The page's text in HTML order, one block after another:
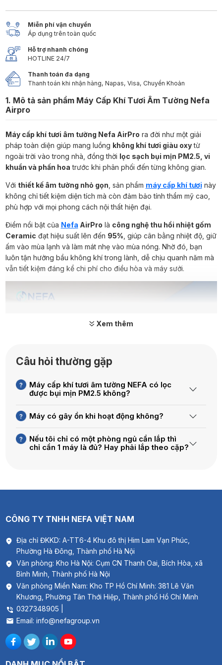
Miễn phí vận chuyển
Áp dụng trên toàn quốc
Hỗ trợ nhanh chóng
HOTLINE 24/7
Thanh toán đa dạng
Thanh toán khi nhận hàng, Napas, Visa, Chuyển Khoản
1. Mô tả sản phẩm Máy Cấp Khí Tươi Âm Tường Nefa
Airpro
Máy cấp khí tươi âm tường Nefa AirPro ra đời như một giải
pháp toàn diện giúp mang luồng không khí tươi giàu oxytừ
ngoài trời vào trong nhà, đồng thời lọc sạch bụi mịn PM2.5, vi
khuẩn và phấn hoa trước khi phân phối đến từng không gian.
Với thiết kế âm tường nhỏ gọn , sản phẩm máy cấp khí tươi này
không chỉ tiết kiệm diện tích mà còn đảm bảo tính thẩm mỹ cao,
phù hợp với mọi phong cách nội thất hiện đại.
Điểm nổi bật của Nefa AirPro là công nghệ thu hồi nhiệt gốm
Ceramic đạt hiệu suất lên đến 95% , giúp cân bằng nhiệt độ, giữ
ấm vào mùa lạnh và làm mát nhẹ vào mùa nóng. Nhờ đó, bạn
luôn tận hưởng bầu không khí trong lành, dễ chịu quanh năm mà
vẫn tiết kiệm đáng kể chi phí cho điều hòa và máy sưởi.
2. Thông số kỹ thuật NF-TTW5-W
Xem thêm
Câu hỏi thường gặp
Máy cấp khí tươi âm tường NEFA có lọc
được bụi mịn PM2.5 không?
Máy có gây ồn khi hoạt động không?
Nếu tôi chỉ có một phòng ngủ cần lắp thì
chỉ cần 1 máy là đủ? Hay phải lắp theo cặp?
CÔNG TY TNHH NEFA VIỆT NAM
Địa chỉ ĐKKD: A-TT6-4 Khu đô thị Him Lam Vạn Phúc,
Phường Hà Đông, Thành phố Hà Nội
Văn phòng: Kho Hà Nội: Cụm CN Thanh Oai, Bích Hòa, xã
Bình Minh, Thành phố Hà Nội
Văn phòng Miền Nam: Kho TP Hồ Chí Minh: 381 Lê Văn
Khương, Phường Tân Thới Hiệp, Thành phố Hồ Chí Minh
0327348905 |
Email: info@nefagroup.vn